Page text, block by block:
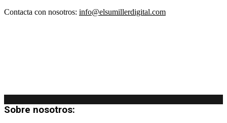
Contacta con nosotros: info@elsumillerdigital.com
Sobre nosotros: